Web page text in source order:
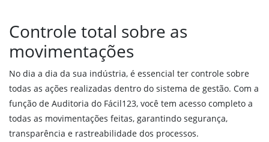
Vendas Externas
Força de vendas
Validações em vendas
MDF-e
PDV online
Financeiro
Controle total sobre as
movimentações
No dia a dia da sua indústria, é essencial ter controle sobre
todas as ações realizadas dentro do sistema de gestão. Com a
função de Auditoria do Fácil123, você tem acesso completo a
todas as movimentações feitas, garantindo segurança,
transparência e rastreabilidade dos processos.